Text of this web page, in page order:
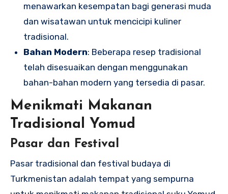
menawarkan kesempatan bagi generasi muda
dan wisatawan untuk mencicipi kuliner
tradisional.
Bahan Modern: Beberapa resep tradisional
telah disesuaikan dengan menggunakan
bahan-bahan modern yang tersedia di pasar.
Menikmati Makanan
Tradisional Yomud
Pasar dan Festival
Pasar tradisional dan festival budaya di
Turkmenistan adalah tempat yang sempurna